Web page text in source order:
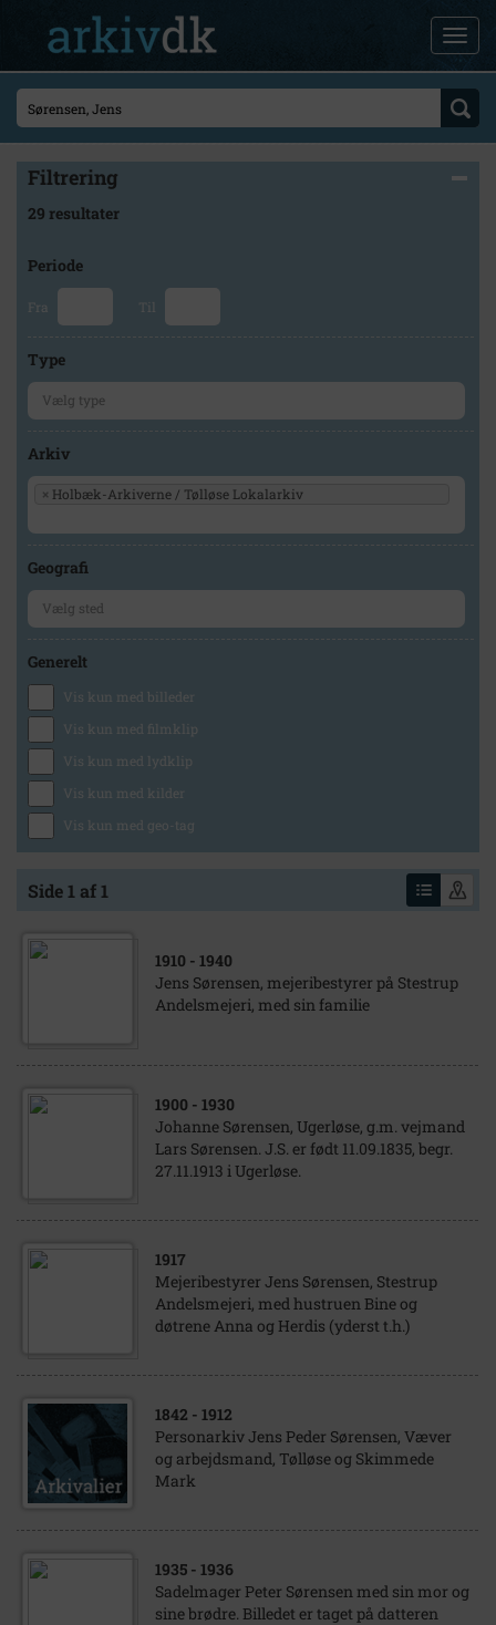
Filtrering
29 resultater
Periode
Fra Til
Type
Arkiv
× Holbæk-Arkiverne / Tølløse Lokalarkiv
Geografi
Generelt
Vis kun med billeder
Vis kun med filmklip
Vis kun med lydklip
Vis kun med kilder
Vis kun med geo-tag
Side 1 af 1
1910 - 1940
Jens Sørensen, mejeribestyrer på Stestrup
Andelsmejeri, med sin familie
1900 - 1930
Johanne Sørensen, Ugerløse, g.m. vejmand
Lars Sørensen. J.S. er født 11.09.1835, begr.
27.11.1913 i Ugerløse.
1917
Mejeribestyrer Jens Sørensen, Stestrup
Andelsmejeri, med hustruen Bine og
døtrene Anna og Herdis (yderst t.h.)
1842 - 1912
Personarkiv Jens Peder Sørensen, Væver
og arbejdsmand, Tølløse og Skimmede
Mark
1935 - 1936
Sadelmager Peter Sørensen med sin mor og
sine brødre. Billedet er taget på datteren